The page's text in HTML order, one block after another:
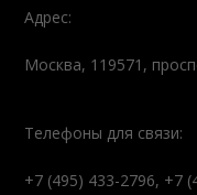
Адрес:
Москва, 119571,
Телефоны для связи:
+7 (495) 433-2796, +7